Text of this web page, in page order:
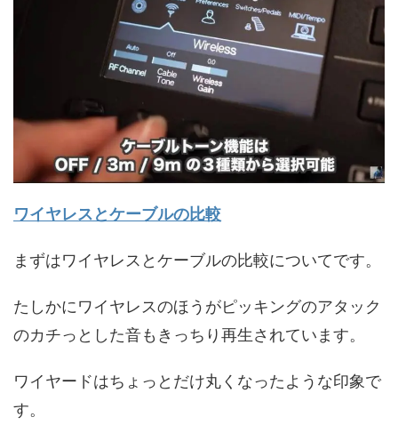
ワイヤレスとケーブルの比較
まずはワイヤレスとケーブルの比較についてです。
たしかにワイヤレスのほうがピッキングのアタック
のカチっとした音もきっちり再生されています。
ワイヤードはちょっとだけ丸くなったような印象で
す。